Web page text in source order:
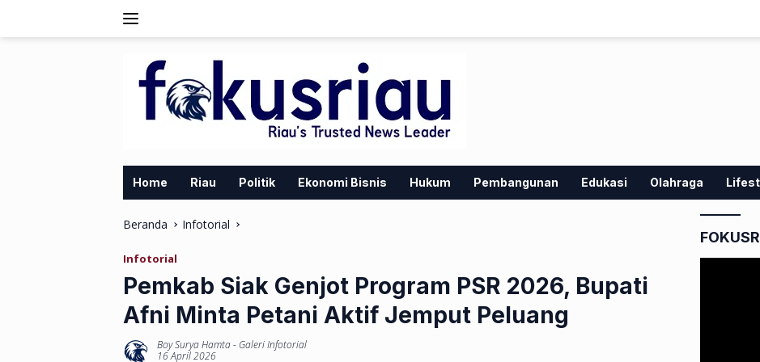
Home Riau Politik Ekonomi Bisnis Hukum Pembangunan Edukasi Olahraga
Beranda Infotorial
Infotorial
Pemkab Siak Genjot Program PSR 2026, Bupati
Afni Minta Petani Aktif Jemput Peluang
Boy Surya Hamta- Galeri Infotorial
16 April 2026